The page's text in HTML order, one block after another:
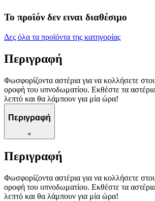
Το προϊόν δεν ειναι διαθέσιμο
Δες όλα τα προϊόντα της κατηγορίας
Περιγραφή
Φωσφορίζοντα αστέρια για να κολλήσετε
οροφή του υπνοδωματίου. Εκθέστε τα
λεπτό και θα λάμπουν για μία ώρα!
Περιγραφή
+
Περιγραφή
Φωσφορίζοντα αστέρια για να κολλήσετε
οροφή του υπνοδωματίου. Εκθέστε τα
λεπτό και θα λάμπουν για μία ώρα!